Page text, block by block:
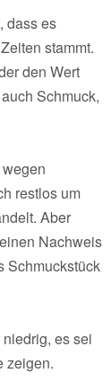
dass es
stammt.
den Wert
Schmuck,
restlos um
Aber
Nachweis
Schmuckstück
es sei
zeigen.